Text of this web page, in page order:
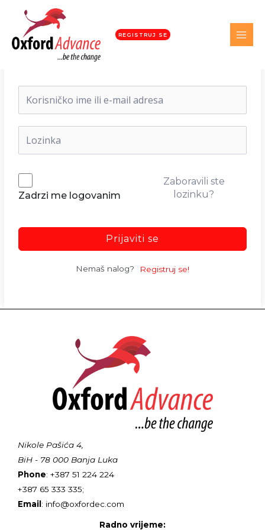
REGISTRUJ SE
Dobrodošli nazad!
Zadrzi me logovanim
Zaboravili ste
lozinku?
Prijaviti se
Nemaš nalog? Registruj se!
Nikole Pašića 4,
BiH - 78 000 Banja Luka
Phone: +387 51 224 224
+387 65 333 335;
Email: info@oxfordec.com
Radno vrijeme: